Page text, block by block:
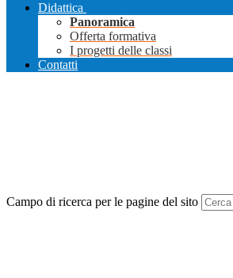
Didattica
Panoramica
Offerta formativa
I progetti delle classi
Contatti
Campo di ricerca per le pagine del sito